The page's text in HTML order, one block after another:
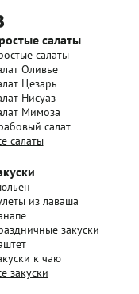
салаты
салаты
Оливье
Цезарь
Нисуаз
Мимоза
салат
салаты
из лаваша
закуски
к чаю
закуски